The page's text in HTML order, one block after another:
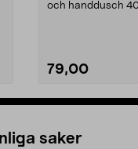
och handdusch
79,00
saker